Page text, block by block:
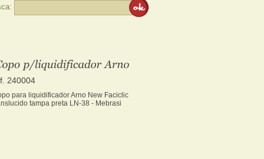
240004
para liquidificador Arno New Faciclic
tampa preta LN-38 - Mebrasi